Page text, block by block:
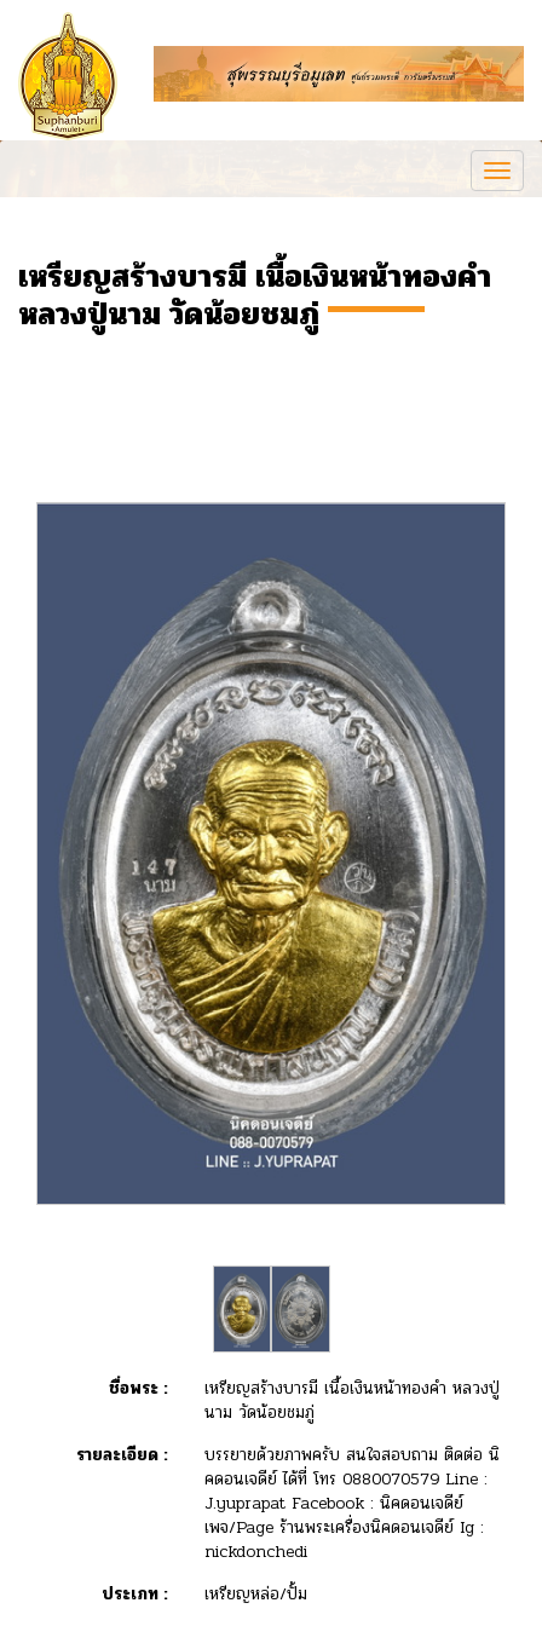
เหรียญสร้างบารมี เนื้อเงินหน้าทองคำ
หลวงปู่นาม วัดน้อยชมภู่
ชื่อพระ :
เหรียญสร้างบารมี เนื้อเงินหน้าทองคำ หลวงปู่
นาม วัดน้อยชมภู่
รายละเอียด :
บรรยายด้วยภาพครับ สนใจสอบถาม ติดต่อ นิ
คดอนเจดีย์ ได้ที่ โทร 0880070579 Line :
J.yuprapat Facebook : นิคดอนเจดีย์
เพจ/Page ร้านพระเครื่องนิคดอนเจดีย์ Ig :
nickdonchedi
ประเภท :
เหรียญหล่อ/ปั้ม